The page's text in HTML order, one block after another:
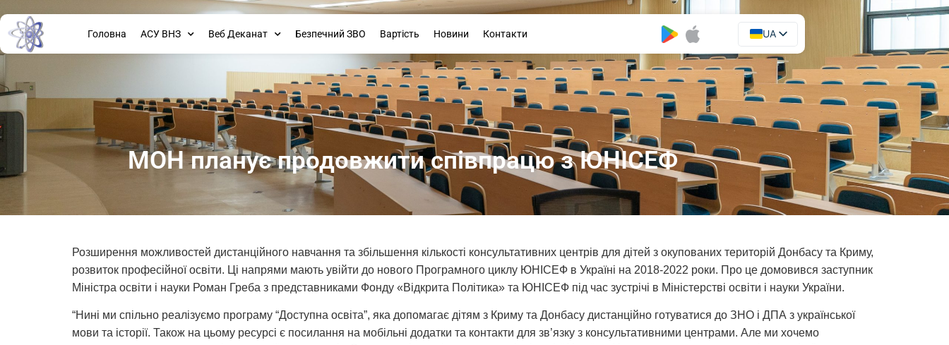
Головна АСУ ВНЗ Веб Деканат Безпечний ЗВО Вартість Новини Контакти
UA
EN
МОН планує продовжити співпрацю з ЮНІСЕФ
Розширення можливостей дистанційного навчання та збільшення кількості консультативних центрів для дітей з окупованих територій Донбасу та Криму,
розвиток професійної освіти. Ці напрями мають увійти до нового Програмного циклу ЮНІСЕФ в Україні на 2018-2022 роки. Про це домовився заступник
Міністра освіти і науки Роман Греба з представниками Фонду «Відкрита Політика» та ЮНІСЕФ під час зустрічі в Міністерстві освіти і науки України.
“Нині ми спільно реалізуємо програму “Доступна освіта”, яка допомагає дітям з Криму та Донбасу дистанційно готуватися до ЗНО і ДПА з української
мови та історії. Також на цьому ресурсі є посилання на мобільні додатки та контакти для зв’язку з консультативними центрами. Але ми хочемо